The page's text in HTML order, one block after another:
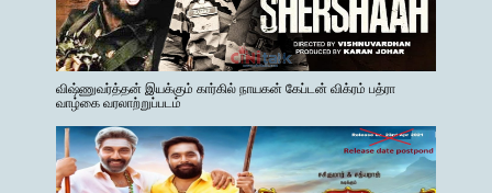
விஷ்ணுவர்த்தன் இயக்கும் கார்கில் நாயகன் கேப்டன் விக்ரம் பத்ரா
வாழ்கை வரலாற்றுப்படம்